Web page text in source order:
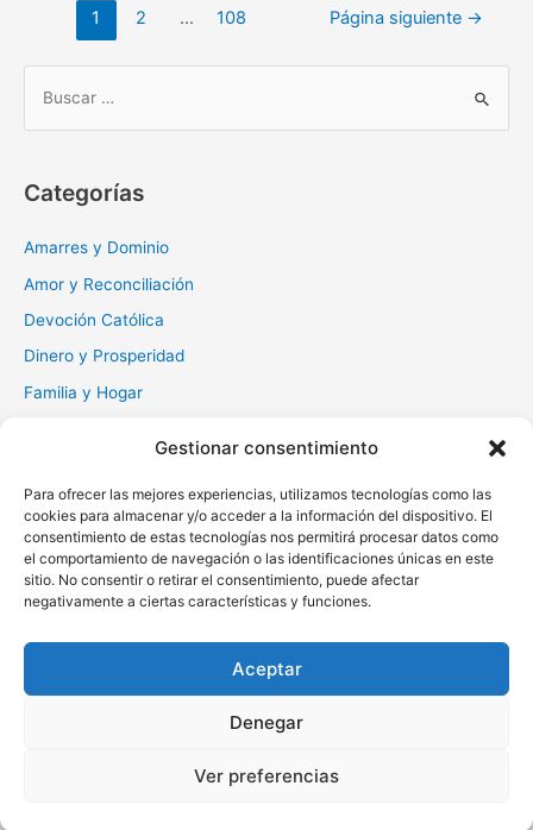
Gestionar consentimiento
Para ofrecer las mejores experiencias, utilizamos tecnologías como las
cookies para almacenar y/o acceder a la información del dispositivo. El
consentimiento de estas tecnologías nos permitirá procesar datos como
el comportamiento de navegación o las identificaciones únicas en este
sitio. No consentir o retirar el consentimiento, puede afectar
negativamente a ciertas características y funciones.
Aceptar
Denegar
Ver preferencias
Carmen:
fortaleza
Navegación
1 2 … 108 Página siguiente →
r
Categorías
Amarres y Dominio
Amor y Reconciliación
Devoción Católica
Dinero y Prosperidad
Familia y Hogar
Muerte y Difuntos
Oraciones Diarias
Otras
Protección y Liberación
Salud y Sanación
WordPress